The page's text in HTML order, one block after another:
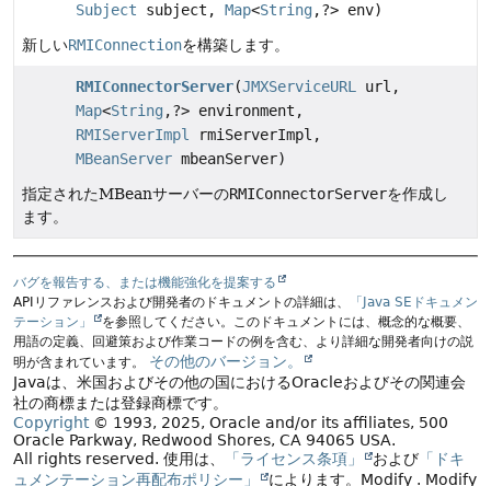
Subject subject, Map<String,?> env)
新しいRMIConnectionを構築します。
RMIConnectorServer(JMXServiceURL
url,
Map<String ,?> environment,
RMIServerImpl
rmiServerImpl,
MBeanServer mbeanServer)
指定されたMBeanサーバーのRMIConnectorServerを作成し
ます。
バグを報告する、または機能強化を提案する
APIリファレンスおよび開発者のドキュメントの詳細は、
「Java SEドキュメン
テーション」
を参照してください。このドキュメントには、概念的な概要、
用語の定義、回避策および作業コードの例を含む、より詳細な開発者向けの説
明が含まれています。
その他のバージョン。
Javaは、米国およびその他の国におけるOracleおよびその関連会
社の商標または登録商標です。
Copyright© 1993, 2025, Oracle and/or its affiliates, 500
Oracle Parkway, Redwood Shores, CA 94065 USA.
All rights reserved. 使用は、 「ライセンス条項」 および 「ドキ
ュメンテーション再配布ポリシー」
によります。 Modify . Modify